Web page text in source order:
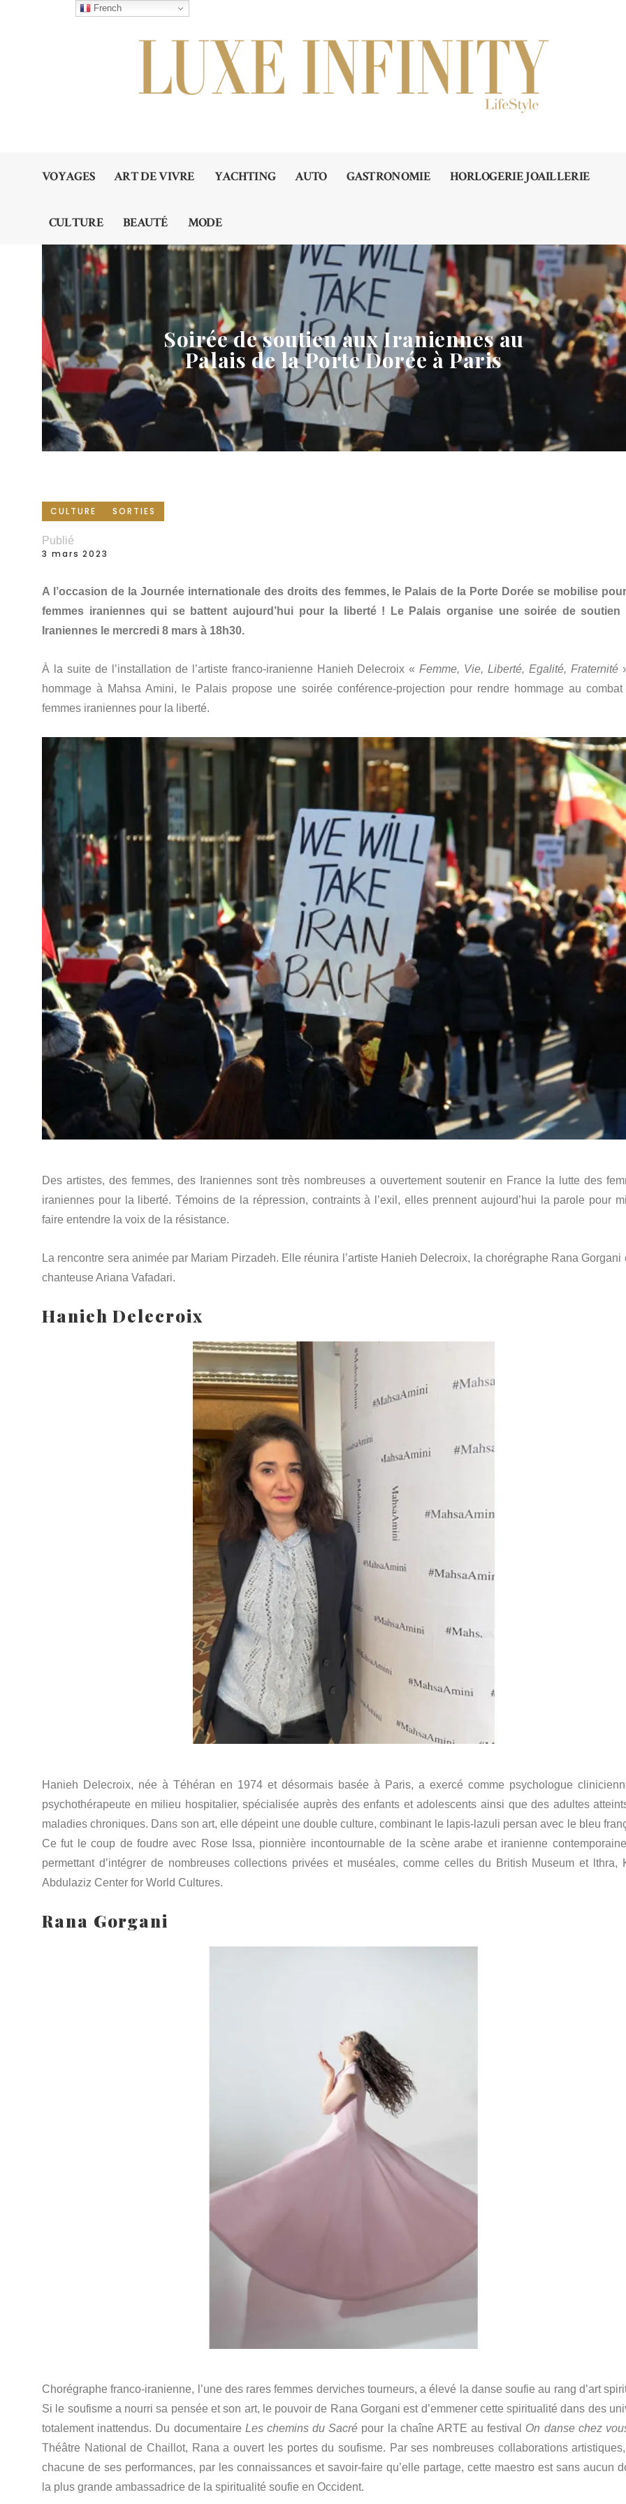
VOYAGES ART DE VIVRE YACHTING AUTO GASTRONOMIE HORLOGERIE JOAILLERIE
CULTURE BEAUTÉ MODE
Soirée de soutien aux Iraniennes au
Palais de la Porte Dorée à Paris
CULTURE SORTIES
Publié
3 mars 2023
A l’occasion de la Journée internationale des droits des femmes, le Palais de la Porte Dorée se mobilise
femmes iraniennes qui se battent aujourd’hui pour la liberté ! Le Palais organise une soirée de soutien
Iraniennes le mercredi 8 mars à 18h30.
À la suite de l’installation de l’artiste franco-iranienne Hanieh Delecroix «Femme, Vie, Liberté, Egalité, Fraternité
hommage à Mahsa Amini, le Palais propose une soirée conférence-projection pour rendre hommage au combat
femmes iraniennes pour la liberté.
Des artistes, des femmes, des Iraniennes sont très nombreuses a ouvertement soutenir en France la lutte des
iraniennes pour la liberté. Témoins de la répression, contraints à l’exil, elles prennent aujourd’hui la parole pour
faire entendre la voix de la résistance.
La rencontre sera animée par Mariam Pirzadeh. Elle réunira l’artiste Hanieh Delecroix, la chorégraphe Rana Gorgani
chanteuse Ariana Vafadari.
Hanieh Delecroix
Hanieh Delecroix, née à Téhéran en 1974 et désormais basée à Paris, a exercé comme psychologue
psychothérapeute en milieu hospitalier, spécialisée auprès des enfants et adolescents ainsi que des adultes
maladies chroniques. Dans son art, elle dépeint une double culture, combinant le lapis-lazuli persan avec le bleu
Ce fut le coup de foudre avec Rose Issa, pionnière incontournable de la scène arabe et iranienne
permettant d’intégrer de nombreuses collections privées et muséales, comme celles du British Museum et lthra,
Abdulaziz Center for World Cultures.
Rana Gorgani
Chorégraphe franco-iranienne, l’une des rares femmes derviches tourneurs, a élevé la danse soufie au rang d’art
Si le soufisme a nourri sa pensée et son art, le pouvoir de Rana Gorgani est d’emmener cette spiritualité dans des
totalement inattendus. Du documentaire Les chemins du Sacré pour la chaîne ARTE au festival On danse chez
Théâtre National de Chaillot, Rana a ouvert les portes du soufisme. Par ses nombreuses collaborations
chacune de ses performances, par les connaissances et savoir-faire qu’elle partage, cette maestro est sans aucun
la plus grande ambassadrice de la spiritualité soufie en Occident.
French